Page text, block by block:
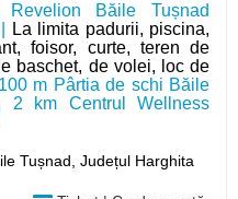
Revelion Băile Tușnad
La limita padurii, piscina,
foisor, curte, teren de
baschet, de volei, loc de
m Pârtia de schi Băile
2 km Centrul Wellness
Tușnad,Județul Harghita